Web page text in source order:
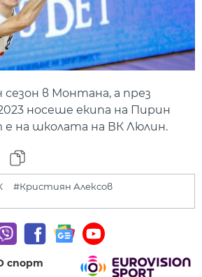
сезон в Монтана, а през
носеше екипа на Пирин
е на школата на ВК Люлин.
#Кристиян Алексов
спорт